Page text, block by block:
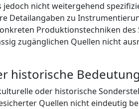
jedoch nicht weitergehend
Detailangaben zu
Produktionstechniken des
zugänglichen Quellen nicht
historische Bedeutung
oder historische
Quellen nicht eindeutig